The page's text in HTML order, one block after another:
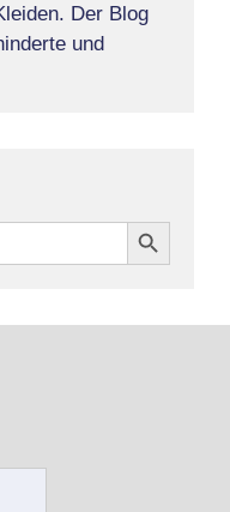
Der Blog
und
Search Button